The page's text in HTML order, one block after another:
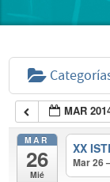
MAR
MAR
26
Mié
XX
Mar 26